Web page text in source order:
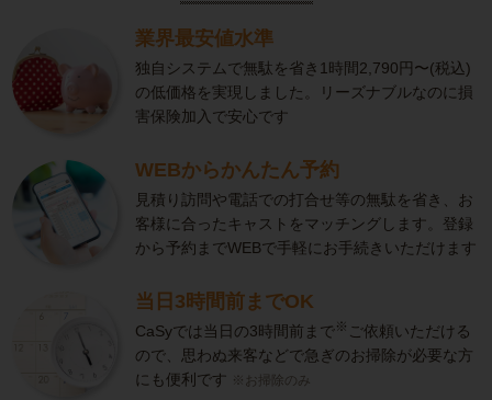
業界最安値水準
独自システムで無駄を省き1時間2,790円〜(税込)
の低価格を実現しました。リーズナブルなのに損
害保険加入で安心です
WEBからかんたん予約
見積り訪問や電話での打合せ等の無駄を省き、お
客様に合ったキャストをマッチングします。登録
から予約までWEBで手軽にお手続きいただけます
当日3時間前までOK
CaSyでは当日の3時間前まで※ ご依頼いただける
ので、思わぬ来客などで急ぎのお掃除が必要な方
にも便利です ※お掃除のみ